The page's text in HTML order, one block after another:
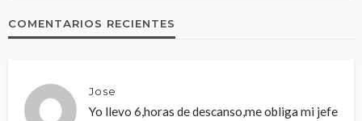
COMENTARIOS RECIENTES
Jose
Yo llevo 6,horas de descanso,me obliga mi jefe